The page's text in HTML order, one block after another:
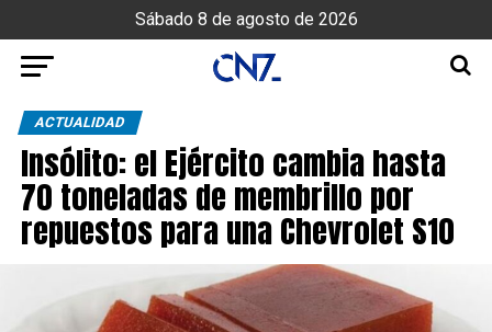
Sábado 8 de agosto de 2026
ACTUALIDAD
Insólito: el Ejército cambia hasta
70 toneladas de membrillo por
repuestos para una Chevrolet S10